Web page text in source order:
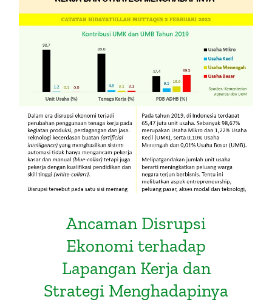
Ancaman Disrupsi Ekonomi
terhadap Lapangan Kerja dan
Strategi Menghadapinya
Ancaman Disrupsi
Ekonomi terhadap
Lapangan Kerja dan
Strategi Menghadapinya